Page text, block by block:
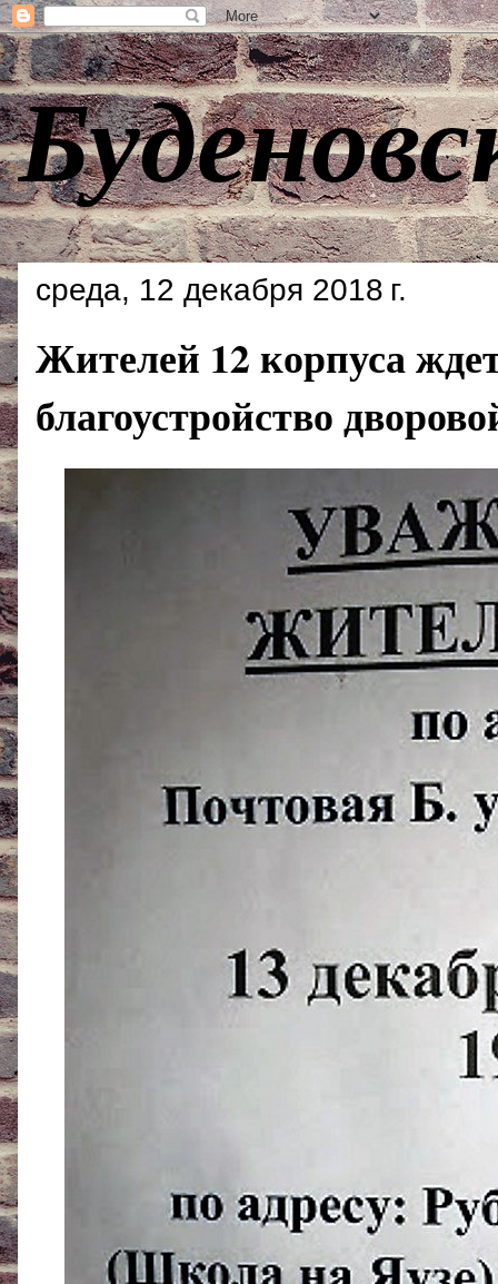
среда, 12 декабря 2018 г.
Жителей 12 корпуса
благоустройство